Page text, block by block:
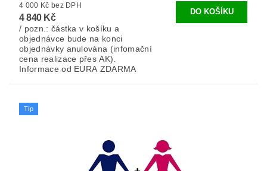
4 000 Kč bez DPH
4 840 Kč
/ pozn.: částka v košíku a
objednávce bude na konci
objednávky anulována (infomační
cena realizace přes AK).
Informace od EURA ZDARMA
Tip